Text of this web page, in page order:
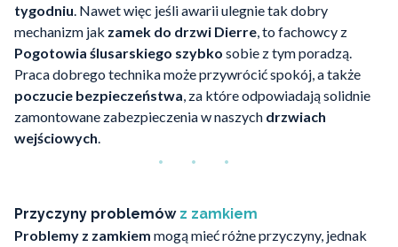
tygodniu. Nawet więc jeśli awarii ulegnie tak dobry
mechanizm jak zamek do drzwi Dierre, to fachowcy z
Pogotowia ślusarskiego szybko sobie z tym poradzą.
Praca dobrego technika może przywrócić spokój, a także
poczucie bezpieczeństwa, za które odpowiadają solidnie
zamontowane zabezpieczenia w naszych drzwiach
wejściowych.
Przyczyny problemów z zamkiem
Problemy z zamkiem mogą mieć różne przyczyny, jednak